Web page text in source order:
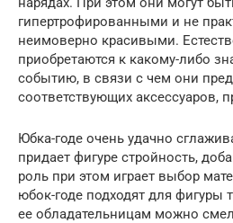
гипертрофированными и не
неимоверно красивыми.
приобретаются к какому-либо
событию, в связи с чем они
соответствующих аксессуаров,
Юбка-годе очень удачно
придает фигуре стройность,
роль при этом играет выбор
юбок-годе подходят для фигуры
ее обладательницам можно